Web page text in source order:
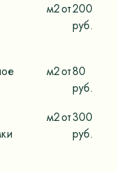
м2от200
руб.
м2от80
руб.
м2от300
руб.